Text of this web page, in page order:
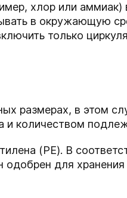
хлор или
в окружающую
только
размерах, в этом
количеством
(PE). В
одобрен для